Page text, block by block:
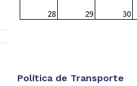
Política de Transporte